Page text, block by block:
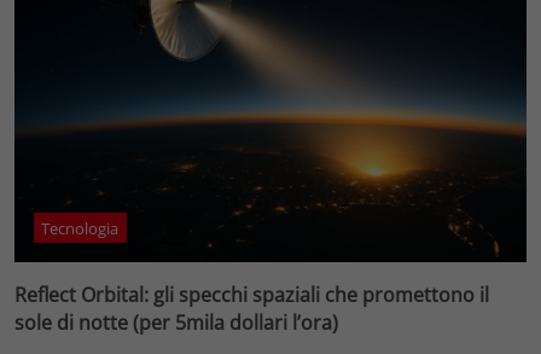
Tecnologia
Reflect Orbital: gli specchi spaziali che promettono il
sole di notte (per 5mila dollari l’ora)